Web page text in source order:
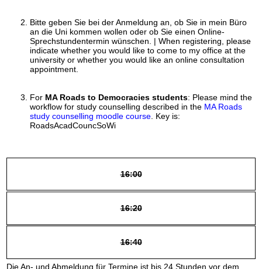
Bitte geben Sie bei der Anmeldung an, ob Sie in mein Büro
an die Uni kommen wollen oder ob Sie einen Online-
Sprechstundentermin wünschen. | When registering, please
indicate whether you would like to come to my office at the
university or whether you would like an online consultation
appointment.
For MA Roads to Democracies students: Please mind the
workflow for study counselling described in the MA Roads
study counselling moodle course. Key is:
RoadsAcadCouncSoWi
16:00
16:20
16:40
Die An- und Abmeldung für Termine ist bis 24 Stunden vor dem